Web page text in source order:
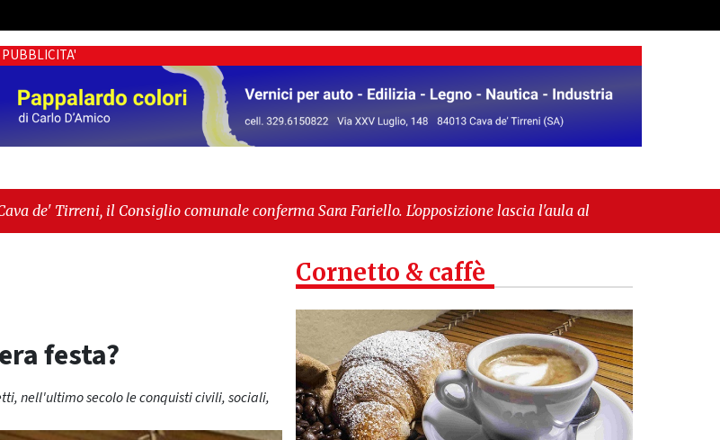
PUBBLICITA'
comunale conferma Sara Fariello. L'opposizione lascia l'aula al momento del voto" -
la ceramica ammessa alla fase europea per l’IGP"
festa?
nell'ultimo secolo le conquisti civili, sociali,
Cornetto & caffè